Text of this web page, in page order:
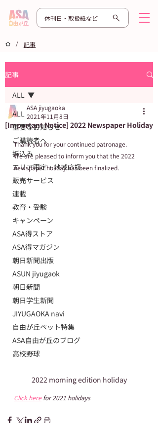
休刊日・取扱紙など
/ 記事
記事
ALL
重要なお知らせ
ご購読者へ
折込み
エリア限定・地域応援
販売サービス
連載
教育・受験
キャンペーン
ASA得ストア
ASA得マガジン
朝日新聞出版
ASUN jiyugaok
朝日新聞
朝日学生新聞
JIYUGAOKA navi
自由が丘ペット特集
ASA自由が丘のブログ
高校野球
ALL
[Important Notice] 2022 Newspaper Holiday
ASA jiyugaoka
2021年11月8日
Thank you for your continued patronage.
We are pleased to inform you that the 2022
newspaper holiday has been finalized.
2022 morning edition holiday
Click here for 2021 holidays